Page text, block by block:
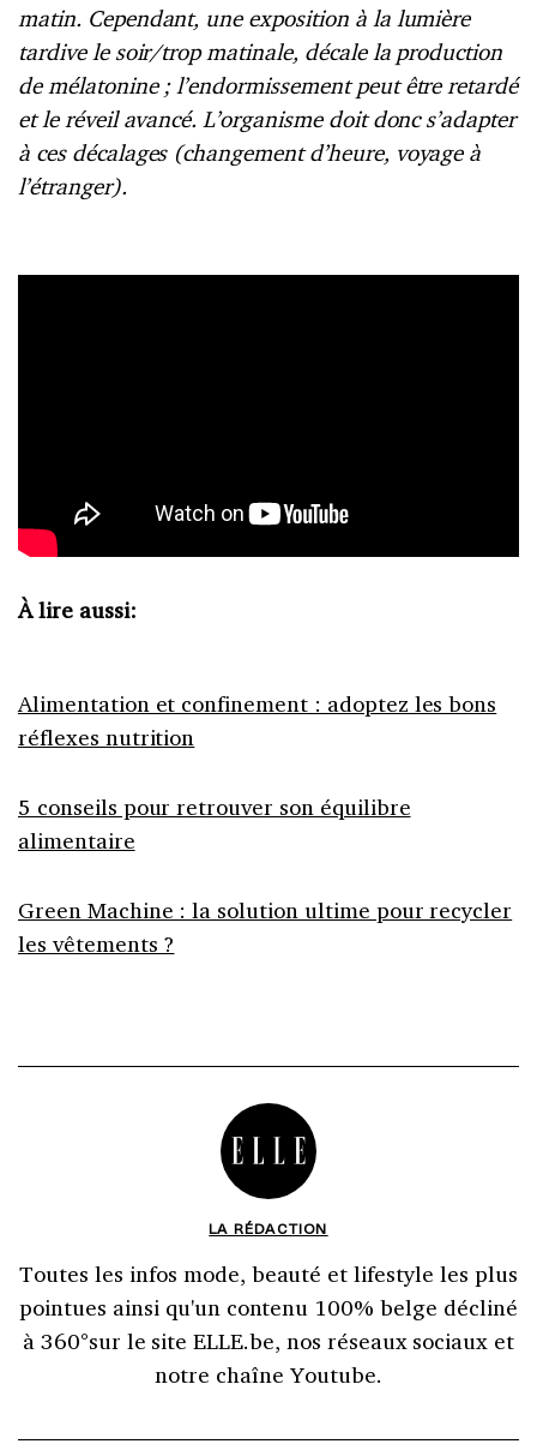
matin. Cependant, une exposition à la lumière
tardive le soir/trop matinale, décale la production
de mélatonine ; l’endormissement peut être retardé
et le réveil avancé. L’organisme doit donc s’adapter
à ces décalages (changement d’heure, voyage à
l’étranger).
À lire aussi:
Alimentation et confinement : adoptez les bons
réflexes nutrition
5 conseils pour retrouver son équilibre
alimentaire
Green Machine : la solution ultime pour recycler
les vêtements ?
LA RÉDACTION
Toutes les infos mode, beauté et lifestyle les plus
pointues ainsi qu'un contenu 100% belge décliné
à 360°sur le site ELLE.be, nos réseaux sociaux et
notre chaîne Youtube.